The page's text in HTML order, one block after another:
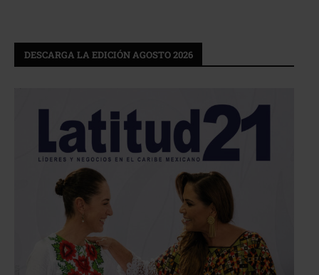
DESCARGA LA EDICIÓN AGOSTO 2026